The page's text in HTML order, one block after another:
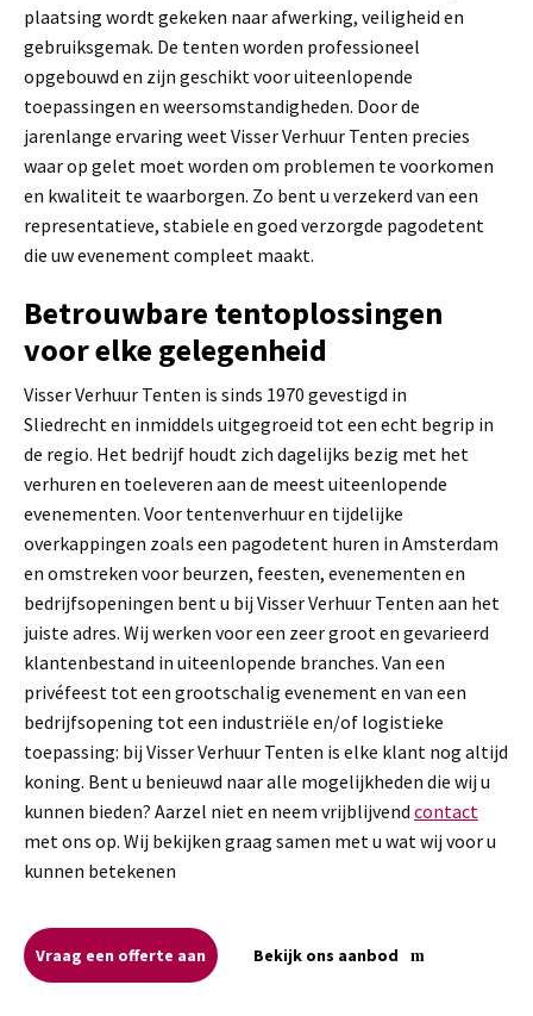
plaatsing wordt gekeken naar afwerking, veiligheid en
gebruiksgemak. De tenten worden professioneel
opgebouwd en zijn geschikt voor uiteenlopende
toepassingen en weersomstandigheden. Door de
jarenlange ervaring weet Visser Verhuur Tenten precies
waar op gelet moet worden om problemen te voorkomen
en kwaliteit te waarborgen. Zo bent u verzekerd van een
representatieve, stabiele en goed verzorgde pagodetent
die uw evenement compleet maakt.
Betrouwbare tentoplossingen
voor elke gelegenheid
Visser Verhuur Tenten is sinds 1970 gevestigd in
Sliedrecht en inmiddels uitgegroeid tot een echt begrip in
de regio. Het bedrijf houdt zich dagelijks bezig met het
verhuren en toeleveren aan de meest uiteenlopende
evenementen. Voor tentenverhuur en tijdelijke
overkappingen zoals een pagodetent huren in Amsterdam
en omstreken voor beurzen, feesten, evenementen en
bedrijfsopeningen bent u bij Visser Verhuur Tenten aan het
juiste adres. Wij werken voor een zeer groot en gevarieerd
klantenbestand in uiteenlopende branches. Van een
privéfeest tot een grootschalig evenement en van een
bedrijfsopening tot een industriële en/of logistieke
toepassing: bij Visser Verhuur Tenten is elke klant nog altijd
koning. Bent u benieuwd naar alle mogelijkheden die wij u
kunnen bieden? Aarzel niet en neem vrijblijvend contact
met ons op. Wij bekijken graag samen met u wat wij voor u
kunnen betekenen
Vraag een offerte aan Bekijk ons aanbod